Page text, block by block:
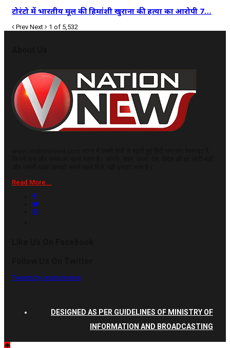
टोरंटो में भारतीय मूल की हिमांशी खुराना की हत्या का आरोपी 7…
Prev Next 1 of 5,532
Read More...
Tweets by vnationnews
DESIGNED AS PER GUIDELINES OF MINISTRY OF
INFORMATION AND BROADCASTING